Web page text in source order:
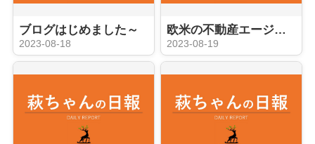
ブログはじめました～
2023-08-18
欧米の不動産エージェントのように
2023-08-19